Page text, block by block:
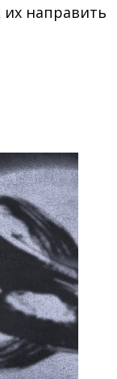
их направить